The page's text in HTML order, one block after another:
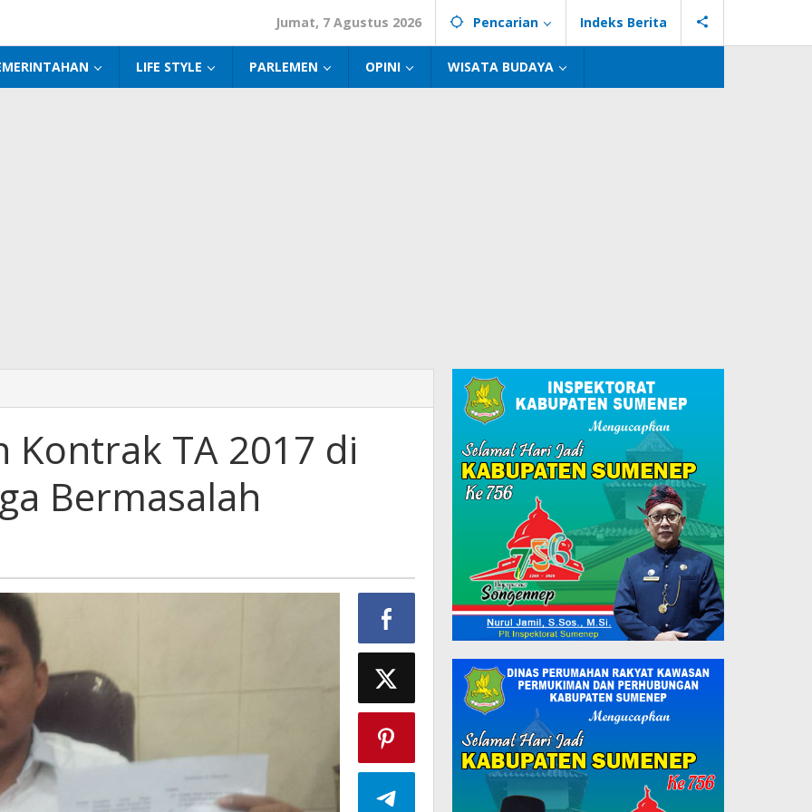
Jumat, 7 Agustus 2026 Pencarian Indeks Berita
LIFE STYLE PARLEMEN OPINI WISATA BUDAYA
Kontrak TA 2017 di
Bermasalah